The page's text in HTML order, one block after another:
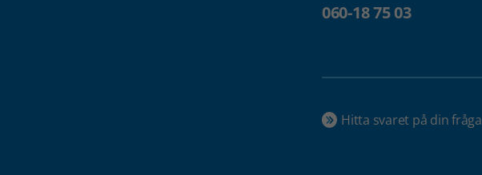
060-18 75 03
Hitta svaret på din fråga